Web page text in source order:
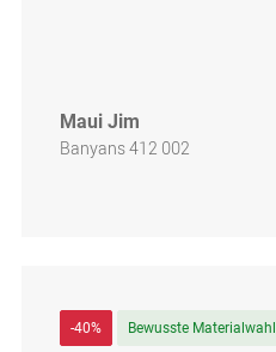
Maui Jim
Banyans 412 002
-40% Bewusste Materialwahl